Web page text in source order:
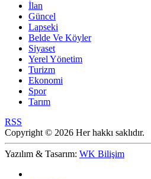
İlan
Güncel
Lapseki
Belde Ve Köyler
Siyaset
Yerel Yönetim
Turizm
Ekonomi
Spor
Tarım
RSS
Copyright © 2026 Her hakkı saklıdır.
Yazılım & Tasarım: WK Bilişim